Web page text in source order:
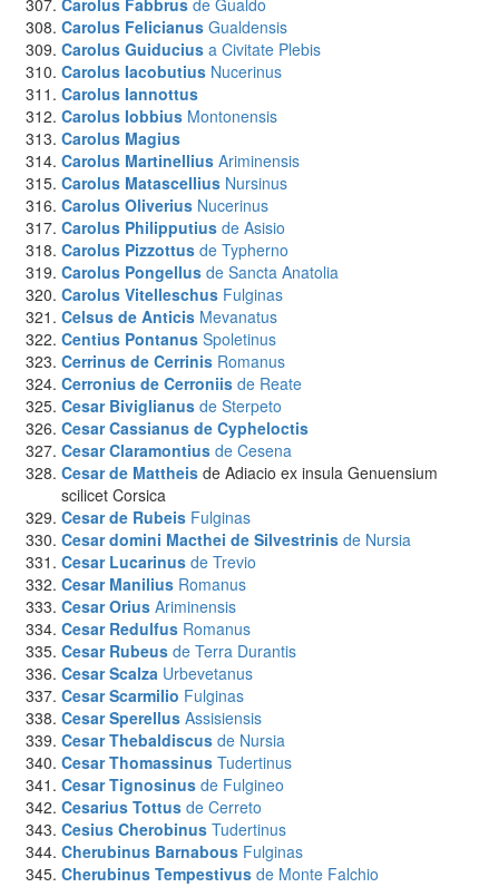
Carolus Fabbrus de Gualdo
Carolus Felicianus Gualdensis
Carolus Guiducius a Civitate Plebis
Carolus Iacobutius Nucerinus
Carolus Iannottus
Carolus Iobbius Montonensis
Carolus Magius
Carolus Martinellius Ariminensis
Carolus Matascellius Nursinus
Carolus Oliverius Nucerinus
Carolus Philipputius de Asisio
Carolus Pizzottus de Typherno
Carolus Pongellus de Sancta Anatolia
Carolus Vitelleschus Fulginas
Celsus de Anticis Mevanatus
Centius Pontanus Spoletinus
Cerrinus de Cerrinis Romanus
Cerronius de Cerroniis de Reate
Cesar Biviglianus de Sterpeto
Cesar Cassianus de Cypheloctis
Cesar Claramontius de Cesena
Cesar de Mattheis de Adiacio ex insula Genuensium
scilicet Corsica
Cesar de Rubeis Fulginas
Cesar domini Macthei de Silvestrinis de Nursia
Cesar Lucarinus de Trevio
Cesar Manilius Romanus
Cesar Orius Ariminensis
Cesar Redulfus Romanus
Cesar Rubeus de Terra Durantis
Cesar Scalza Urbevetanus
Cesar Scarmilio Fulginas
Cesar Sperellus Assisiensis
Cesar Thebaldiscus de Nursia
Cesar Thomassinus Tudertinus
Cesar Tignosinus de Fulgineo
Cesarius Tottus de Cerreto
Cesius Cherobinus Tudertinus
Cherubinus Barnabous Fulginas
Cherubinus Tempestivus de Monte Falchio